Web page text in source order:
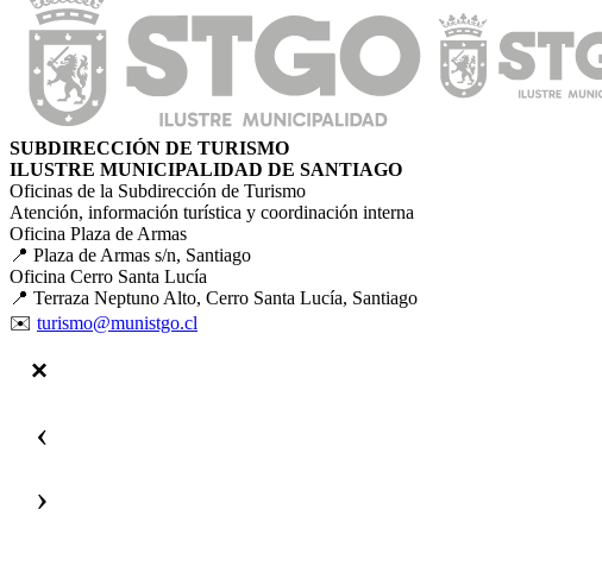
SUBDIRECCIÓN DE TURISMO
ILUSTRE MUNICIPALIDAD DE SANTIAGO
Oficinas de la Subdirección de Turismo
Atención, información turística y coordinación interna
Oficina Plaza de Armas
📍 Plaza de Armas s/n, Santiago
Oficina Cerro Santa Lucía
📍 Terraza Neptuno Alto, Cerro Santa Lucía, Santiago
✉️ turismo@munistgo.cl
‹
›